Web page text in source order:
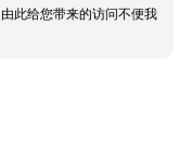
此给您带来的访问不便我